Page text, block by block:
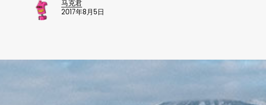
马克君
2017年8月5日